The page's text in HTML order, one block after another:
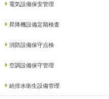
電気設備保安管理
昇降機設備定期検査
消防設備保守点検
空調設備保守管理
給排水衛生設備管理